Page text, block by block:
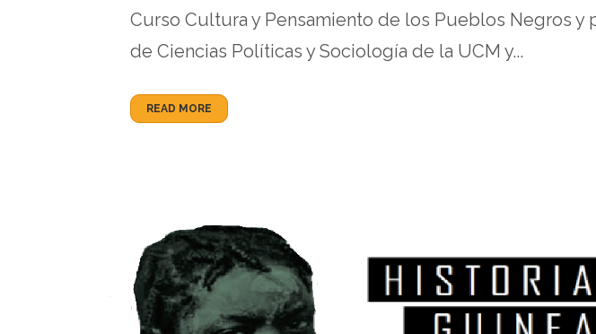
Curso Cultura y Pensamiento de los Pueblos Negros
de Ciencias Políticas y Sociología de la UCM y...
READ MORE